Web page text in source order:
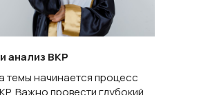
анализ ВКР
темы начинается процесс
Важно провести глубокий